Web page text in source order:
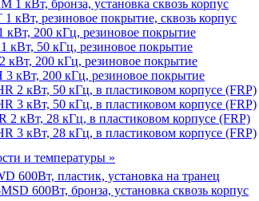
1 кВт, бронза, установка сквозь корпус
1 кВт, резиновое покрытие, сквозь корпус
кВт, 200 кГц, резиновое покрытие
кВт, 50 кГц, резиновое покрытие
кВт, 200 кГц, резиновое покрытие
3 кВт, 200 кГц, резиновое покрытие
2 кВт, 50 кГц, в пластиковом корпусе (FRP)
3 кВт, 50 кГц, в пластиковом корпусе (FRP)
2 кВт, 28 кГц, в пластиковом корпусе (FRP)
3 кВт, 28 кГц, в пластиковом корпусе (FRP)
и температуры »
600Вт, пластик, установка на транец
600Вт, бронза, установка сквозь корпус